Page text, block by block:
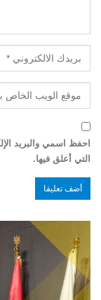
احفظ اسمي والبريد
التي أعلق فيها.